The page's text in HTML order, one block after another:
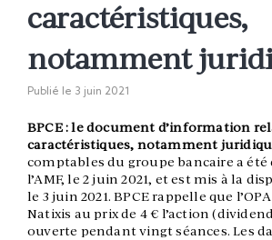
caractéristiques,
notamment
Publié le 3 juin 2021
BPCE : le document d’information
caractéristiques, notamment
comptables du groupe bancaire a été
l’AMF, le 2 juin 2021, et est mis à la
le 3 juin 2021. BPCE rappelle que
Natixis au prix de 4 € l’action
ouverte pendant vingt séances. Les